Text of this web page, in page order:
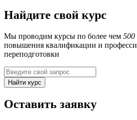
Найдите свой курс
Мы проводим курсы по более чем 500
повышения квалификации и
переподготовки
Найти курс
Оставить заявку